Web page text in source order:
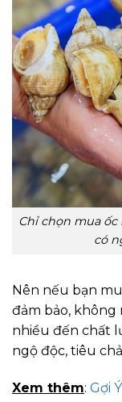
Chỉ chọn mua
có
Nên nếu bạn
đảm bảo, không
nhiều đến chất
ngộ độc, tiêu
Xem thêm: Gợi